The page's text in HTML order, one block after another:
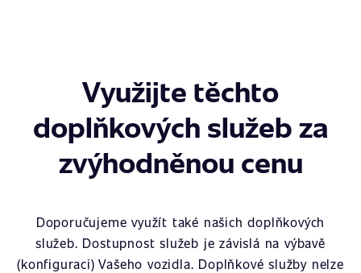
Využijte těchto
doplňkových služeb za
zvýhodněnou cenu
Doporučujeme využít také našich doplňkových
služeb. Dostupnost služeb je závislá na výbavě
(konfiguraci) Vašeho vozidla. Doplňkové služby nelze